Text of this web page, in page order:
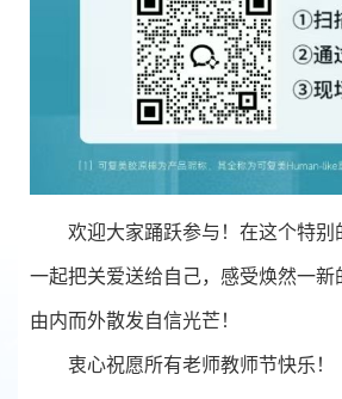
欢迎大家踊跃参与！在这个特
一起把关爱送给自己，感受焕然一
由内而外散发自信光芒！
衷心祝愿所有老师教师节快乐！